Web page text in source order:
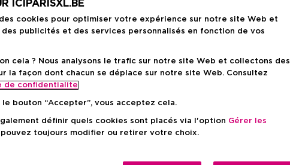
ICIPARISXL.BE
cookies pour optimiser votre expérience sur notre site Web et
publicités et des services personnalisés en fonction de vos
cela ? Nous analysons le trafic sur notre site Web et collectons des
la façon dont chacun se déplace sur notre site Web. Consultez
de confidentialite
le bouton “Accepter”, vous acceptez cela.
définir quels cookies sont placés via l'option Gérer les
pouvez toujours modifier ou retirer votre choix.